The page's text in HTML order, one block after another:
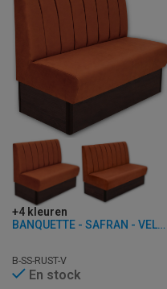
+4 kleuren
BANQUETTE - SAFRAN - VELOURS
B-SS-RUST-V
En stock